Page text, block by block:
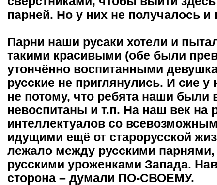
парней. Но у них не получалось
Парни наши русаки хотели и
такими красивыми (обе были
утончённо воспитанными
русские не приглянулись. И сие
не потому, что ребята наши были
невоспитаны и т.п. На наш век на
интеллектуалов со
идущими ещё от старорусской
лежало между русскими
русскими уроженками Запада.
сторона – думали ПО-СВОЕМУ.